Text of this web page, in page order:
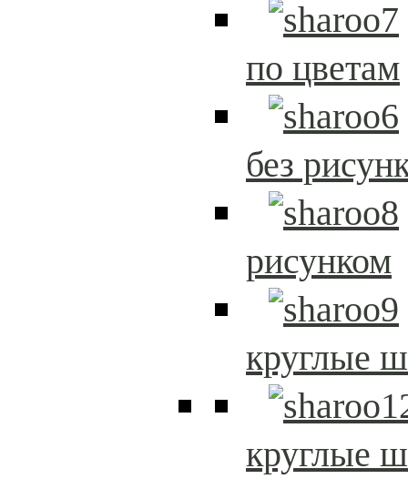
по цветам
без
рисунком
круглые
круглые